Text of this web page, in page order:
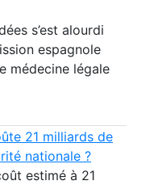
s’est alourdi
espagnole
médecine légale
21 milliards de
nationale ?
estimé à 21